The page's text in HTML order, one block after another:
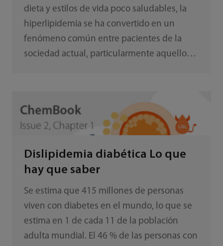
dieta y estilos de vida poco saludables, la
hiperlipidemia se ha convertido en un
fenómeno común entre pacientes de la
sociedad actual, particularmente aquellos
los análisis bioquímicos. En la práctica
clínica, la interferencia de la lipemia puede
concentración de TG.
Dislipidemia diabética Lo que
hay que saber
Se estima que 415 millones de personas
viven con diabetes en el mundo, lo que se
estima en 1 de cada 11 de la población
adulta mundial. El 46 % de las personas con